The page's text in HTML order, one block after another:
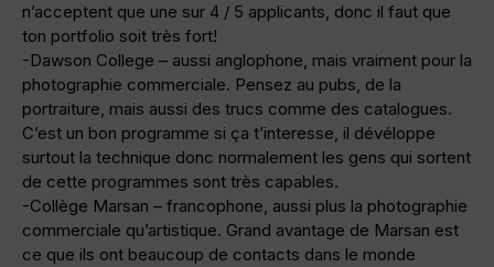
n’acceptent que une sur 4 / 5 applicants, donc il faut que
ton portfolio soit très fort!
-Dawson College – aussi anglophone, mais vraiment pour la
photographie commerciale. Pensez au pubs, de la
portraiture, mais aussi des trucs comme des catalogues.
C’est un bon programme si ça t’interesse, il dévéloppe
surtout la technique donc normalement les gens qui sortent
de cette programmes sont très capables.
-Collège Marsan – francophone, aussi plus la photographie
commerciale qu’artistique. Grand avantage de Marsan est
ce que ils ont beaucoup de contacts dans le monde